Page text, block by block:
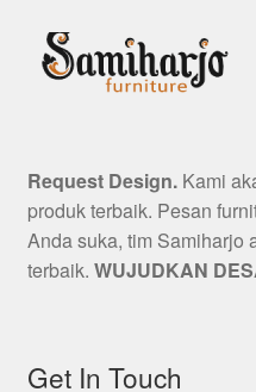
Request Design.Kami
produk terbaik. Pesan
Anda suka, tim Samiharjo
terbaik. WUJUDKAN
Get In Touch